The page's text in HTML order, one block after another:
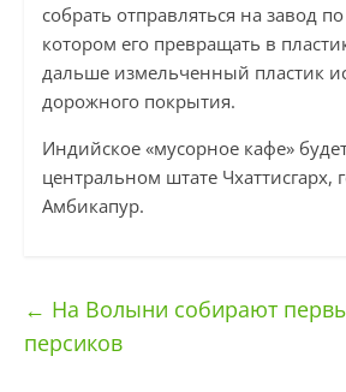
собрать отправляться на завод
котором его превращать в
дальше измельченный пластик
дорожного покрытия.
Индийское «мусорное кафе»
центральном штате Чхаттисгарх,
Амбикапур.
← На Волыни собирают
персиков